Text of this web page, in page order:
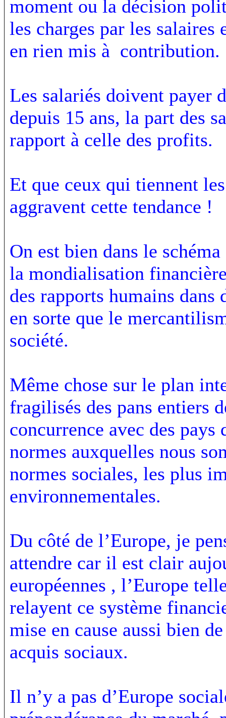
moment ou la décision
les charges par les salaires
en rien mis à contribution.
Les salariés doivent payer
depuis 15 ans, la part des
rapport à celle des profits.
Et que ceux qui tiennent
aggravent cette tendance !
On est bien dans le
la mondialisation
des rapports humains
en sorte que le
société.
Même chose sur le plan
fragilisés des pans entiers
concurrence avec des pays
normes auxquelles nous
normes sociales, les plus
environnementales.
Du côté de l’Europe, je
attendre car il est clair
européennes , l’Europe
relayent ce système
mise en cause aussi bien
acquis sociaux.
Il n’y a pas d’Europe